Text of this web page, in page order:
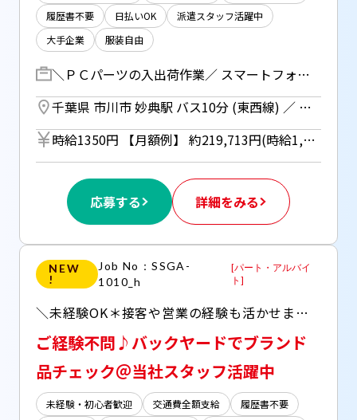
履歴書不要
日払いOK
派遣スタッフ活躍中
大手企業
服装自由
＼ＰＣパーツの入出荷作業／ スマートフォンやPCに使われる小さな 電子パーツ（チップ）の仕分け作業 【具体的なお仕事内容】 ・届いた部品の数をチェック ・リストと照らし合わせる ・指定された棚へ並べる ・出荷する分を箱に入れる ・最後にラベルシールを貼る など 扱うものはすべて手のひらサイズの 非常に軽い部品ばかりです。 品番でチェックするのでＰＣ知識は一切不要♪ 土日祝日は完全固定休み！ うれしい日払い制度あり（JOBPAY)
千葉県 市川市 妙典駅 バス10分 (東西線) ／ 市川塩浜駅 バス10分 (京葉線)
時給1350円 【月額例】 約219,713円(時給1,350円×実働7.75h×21日) ※月額例は一例であり、保証するものではありません。 ■日払いOK（所定労働時間の80％迄） ■給与は月1回の銀行振込となりますが、「JOBPAY（ジョブペイ）」の利用で就業当日に給料相当額の一部をセブン銀行や三菱UFJ銀行、コンビニ等のATMから受け取る事が可能です！※受取タイミングは自由だから週1回や月2回などの使い方もOK！ ◎『JOBPAY』はマイページにてカード発行手続き完了後より利用可能です♪ ⇒詳しくはお仕事紹介時に担当者までご相談ください
応募する 詳細をみる
NEW
!
Job No：SSGA-
1010_h
[パート・アルバイ
ト ]
＼未経験OK＊接客や営業の経験も活かせます／ バッグや雑貨など、有名ブランドの商品仕分けなどをお任せ☆彡 スタッフ同士のコミュニケーションを大切にしている環境◎ ▼当社HT社員常駐の職場 ▼年齢性別問わずスタッフご活躍中！
ご経験不問♪バックヤードでブランド
品チェック＠当社スタッフ活躍中
未経験・初心者歓迎 交通費全額支給
履歴書不要